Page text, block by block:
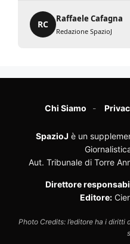
RC
Raffaele Cafagna
Redazione SpazioJ
Chi Siamo
SpazioJ è un
Aut. Tribunale di Torre
Direttore
Editore:
Photo Credits: l’editore ha i